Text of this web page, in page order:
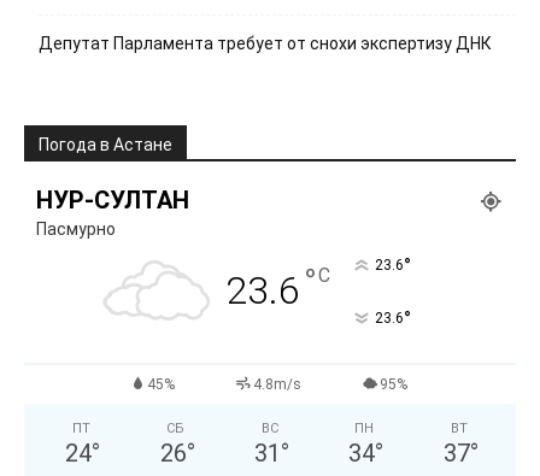
Депутат Парламента требует от снохи экспертизу ДНК
Погода в Астане
НУР-СУЛТАН
Пасмурно
23.6 °C 23.6°
23.6°
45% 4.8m/s 95%
ПТ
24°
СБ
26°
ВС
31 °
ПН
34°
ВТ
37°